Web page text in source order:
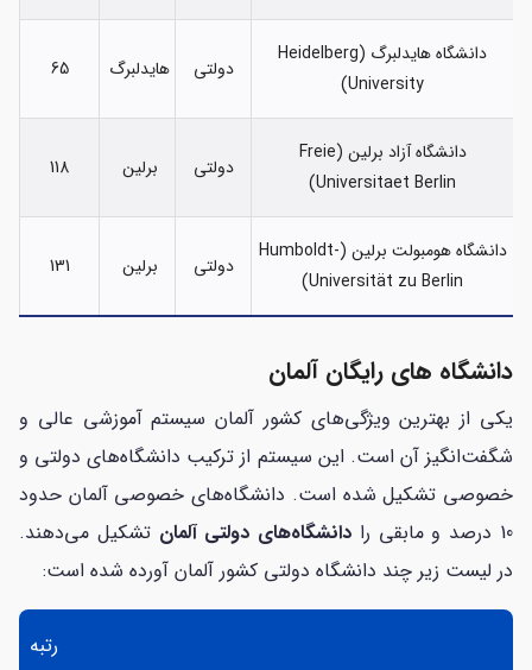
دانشگاه هایدلبرگ (Heidelberg
University)
دولتی هایدلبرگ 65
دانشگاه آزاد برلین (Freie
Universitaet Berlin)
دولتی برلین 118
دانشگاه هومبولت برلین (Humboldt-
Universität zu Berlin)
دولتی برلین 131
دانشگاه های رایگان آلمان
یکی از بهترین ویژگی‌های کشور آلمان سیستم آموزشی عالی و
شگفت‌انگیز آن است. این سیستم از ترکیب دانشگاه‌های دولتی و
خصوصی تشکیل شده‌ است. دانشگاه‌های خصوصی آلمان حدود
10 درصد و مابقی را
دانشگاه‌های دولتی آلمانتشکیل می‌دهند.
در لیست زیر چند دانشگاه دولتی کشور آلمان آورده شده‌ است:
رتبه